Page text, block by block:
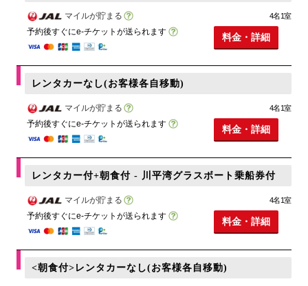
マイルが貯まる
予約後すぐにe-チケットが送られます
4名1室
料金・詳細
レンタカーなし(お客様各自移動)
マイルが貯まる
予約後すぐにe-チケットが送られます
4名1室
料金・詳細
レンタカー付+朝食付 - 川平湾グラスボート乗船券付
マイルが貯まる
予約後すぐにe-チケットが送られます
4名1室
料金・詳細
<朝食付>レンタカーなし(お客様各自移動)